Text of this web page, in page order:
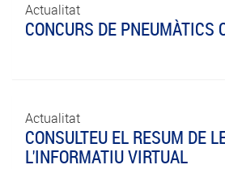
Actualitat
CONCURS DE PNEUMÀTICS
Actualitat
CONSULTEU EL RESUM DE
L'INFORMATIU VIRTUAL